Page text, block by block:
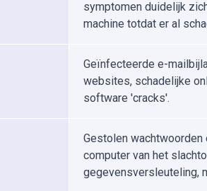
symptomen duidelijk
machine totdat er al
Geïnfecteerde e-
websites, schadelijke
software 'cracks'.
Gestolen
computer van het
gegevensversleuteling,